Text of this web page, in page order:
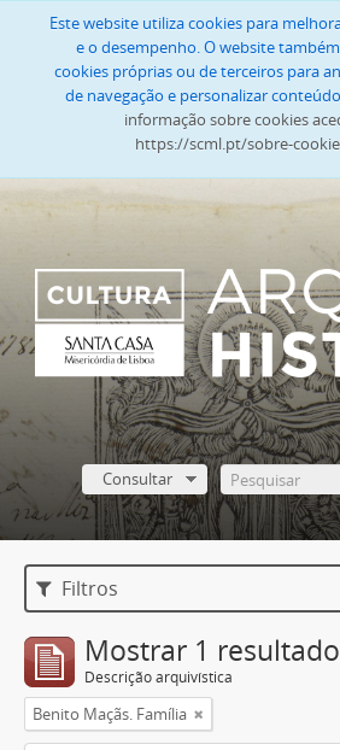
Este website utiliza cookies para
e o desempenho. O website
cookies próprias ou de terceiros para
de navegação e personalizar
informação sobre cookies
https://scml.pt/sobre-
Consultar
Filtros
Mostrar 1
Descrição arquivística
Benito Maçãs. Família